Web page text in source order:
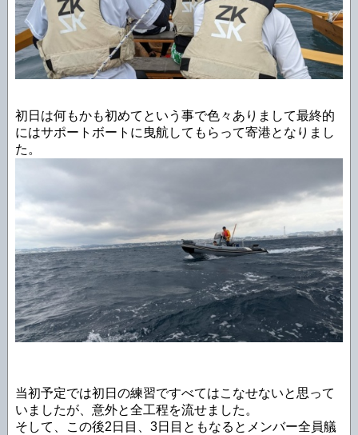
初日は何もかも初めてという事で色々ありまして最終的
にはサポートボートに曳航してもらって寄港となりまし
た。
当初予定では初日の練習ですべてはこなせないと思って
いましたが、意外と全工程を流せました。
そして、この後2日目、3日目ともなるとメンバー全員艤